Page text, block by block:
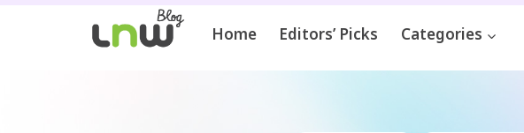
Home Editors’ Picks Categories